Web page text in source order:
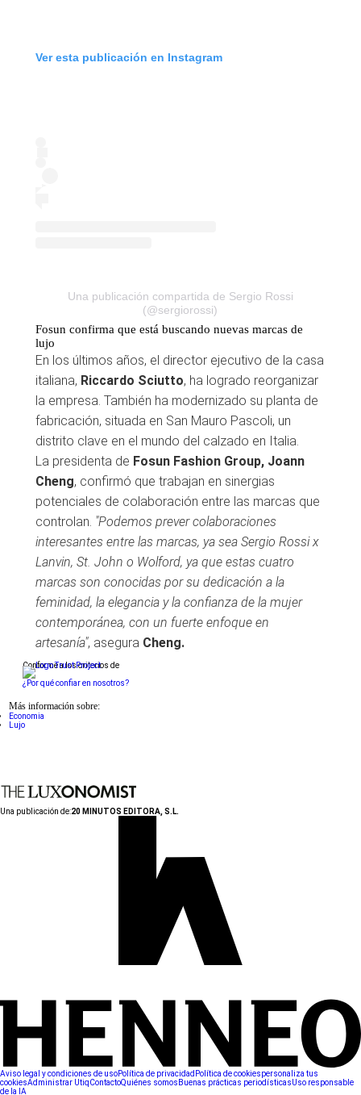
Ver esta publicación en Instagram
Una publicación compartida de Sergio Rossi
(@sergiorossi)
Fosun confirma que está buscando nuevas marcas de
lujo
En los últimos años, el director ejecutivo de la casa
italiana, Riccardo Sciutto, ha logrado reorganizar
la empresa. También ha modernizado su planta de
fabricación, situada en San Mauro Pascoli, un
distrito clave en el mundo del calzado en Italia.
La presidenta de Fosun Fashion Group, Joann
Cheng, confirmó que trabajan en sinergias
potenciales de colaboración entre las marcas que
controlan. "Podemos prever colaboraciones
interesantes entre las marcas, ya sea Sergio Rossi x
Lanvin, St. John o Wolford, ya que estas cuatro
marcas son conocidas por su dedicación a la
feminidad, la elegancia y la confianza de la mujer
contemporánea, con un fuerte enfoque en
artesanía", asegura Cheng.
Conforme a los criterios de
¿Por qué confiar en nosotros?
Más información sobre:
Economia
Lujo
Una publicación de:20 MINUTOS EDITORA, S.L.
Aviso legal y condiciones de usoPolítica de privacidad Política de cookiespersonaliza tus
cookiesAdministrar UtiqContactoQuiénes somos Buenas prácticas periodísticasUso responsable
de la IA